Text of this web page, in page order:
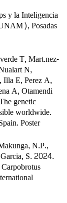
y la Inteligencia
Posadas
T, Mart.nez-
N,
Illa E, Perez A,
A, Otamendi
genetic
worldwide.
Poster
N.P.,
S. 2024.